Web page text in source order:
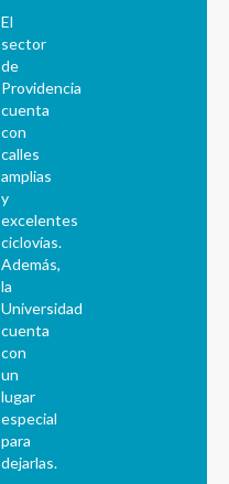
El
sector
de
Providencia
cuenta
con
calles
amplias
y
excelentes
ciclovías.
Además,
la
Universidad
cuenta
con
un
lugar
especial
para
dejarlas.